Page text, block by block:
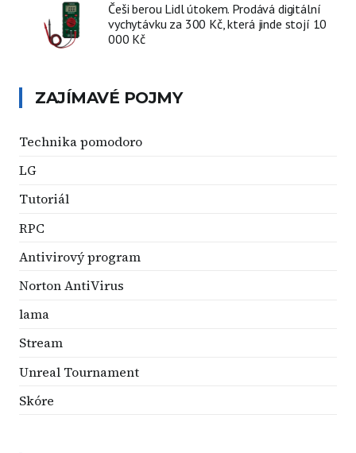
Češi berou Lidl útokem. Prodává digitální
vychytávku za 300 Kč, která jinde stojí 10
000 Kč
ZAJÍMAVÉ POJMY
Technika pomodoro
LG
Tutoriál
RPC
Antivirový program
Norton AntiVirus
lama
Stream
Unreal Tournament
Skóre